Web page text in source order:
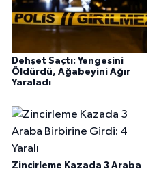
Dehşet Saçtı: Yengesini
Öldürdü, Ağabeyini Ağır
Yaraladı
Zincirleme Kazada 3 Araba